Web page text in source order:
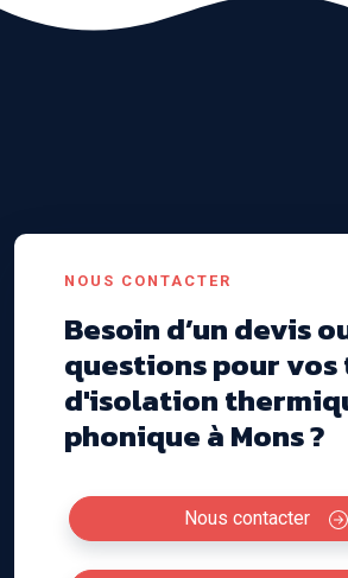
NOUS CONTACTER
Besoin d’un devis
questions pour
d'isolation
phonique à Mons ?
Nous contacter